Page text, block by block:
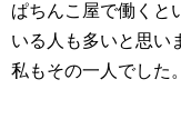
ぱちんこ屋で働くと
いる人も多いと思い
私もその一人でした。